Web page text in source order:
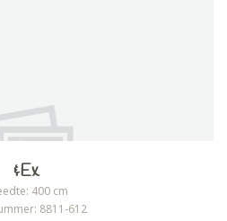
&Ex
400 cm
8811-612